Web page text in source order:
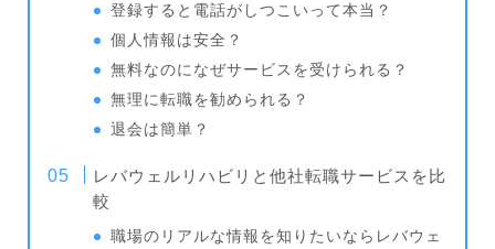
登録すると電話がしつこいって本当？
個人情報は安全？
無料なのになぜサービスを受けられる？
無理に転職を勧められる？
退会は簡単？
レバウェルリハビリと他社転職サービスを比
較
職場のリアルな情報を知りたいならレバウェ